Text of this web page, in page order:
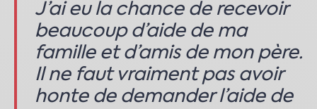
J’ai eu la chance de recevoir
beaucoup d’aide de ma
famille et d’amis de mon père.
Il ne faut vraiment pas avoir
honte de demander l’aide de